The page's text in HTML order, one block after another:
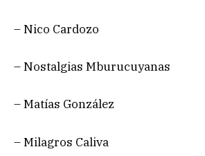
– Nico Cardozo
– Nostalgias Mburucuyanas
– Matías González
– Milagros Caliva